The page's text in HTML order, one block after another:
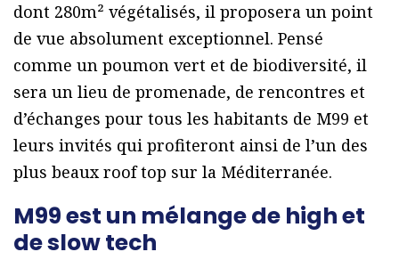
dont 280m² végétalisés, il proposera un point
de vue absolument exceptionnel. Pensé
comme un poumon vert et de biodiversité, il
sera un lieu de promenade, de rencontres et
d’échanges pour tous les habitants de M99 et
leurs invités qui profiteront ainsi de l’un des
plus beaux roof top sur la Méditerranée.
M99 est un mélange de high et
de slow tech